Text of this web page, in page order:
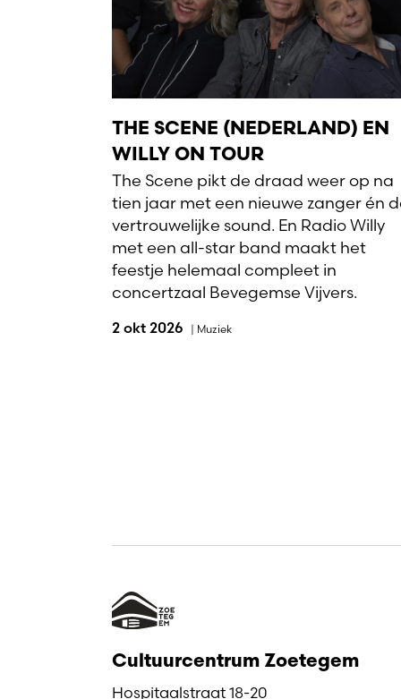
THE SCENE (NEDERLAND) EN
WILLY ON TOUR
The Scene pikt de draad weer op na
tien jaar met een nieuwe zanger én
vertrouwelijke sound. En Radio Willy
met een all-star band maakt het
feestje helemaal compleet in
concertzaal Bevegemse Vijvers.
2 okt 2026 | Muziek
Cultuurcentrum Zoetegem
Hospitaalstraat 18-20